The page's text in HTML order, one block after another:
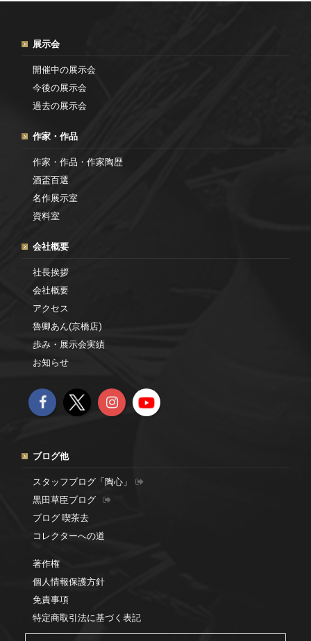
展示会
開催中の展示会
今後の展示会
過去の展示会
作家・作品
作家・作品・作家陶歴
酒盃百選
名作展示室
資料室
会社概要
社長挨拶
会社概要
アクセス
魯卿あん(京橋店)
歩み・展示会実績
お知らせ
ブログ他
スタッフブログ「陶心」
黒田草臣ブログ
ブログ 喫茶去
コレクターへの道
著作権
個人情報保護方針
免責事項
特定商取引法に基づく表記